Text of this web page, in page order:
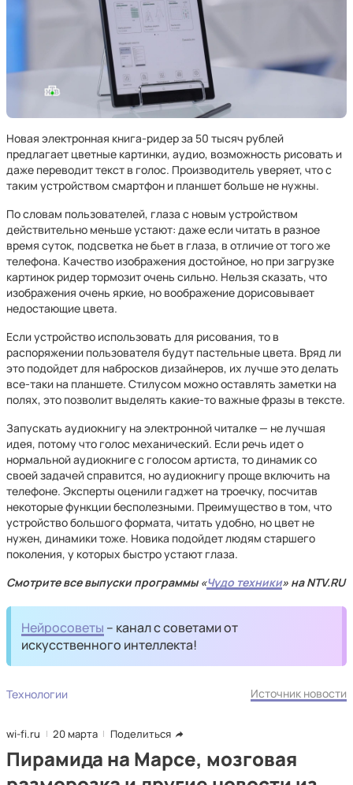
Новая электронная книга-ридер за 50 тысяч рублей
предлагает цветные картинки, аудио, возможность рисовать и
даже переводит текст в голос. Производитель уверяет, что с
таким устройством смартфон и планшет больше не нужны.
По словам пользователей, глаза с новым устройством
действительно меньше устают: даже если читать в разное
время суток, подсветка не бьет в глаза, в отличие от того же
телефона. Качество изображения достойное, но при загрузке
картинок ридер тормозит очень сильно. Нельзя сказать, что
изображения очень яркие, но воображение дорисовывает
недостающие цвета.
Если устройство использовать для рисования, то в
распоряжении пользователя будут пастельные цвета. Вряд ли
это подойдет для набросков дизайнеров, их лучше это делать
все-таки на планшете. Стилусом можно оставлять заметки на
полях, это позволит выделять какие-то важные фразы в тексте.
Запускать аудиокнигу на электронной читалке — не лучшая
идея, потому что голос механический. Если речь идет о
нормальной аудиокниге с голосом артиста, то динамик со
своей задачей справится, но аудиокнигу проще включить на
телефоне. Эксперты оценили гаджет на троечку, посчитав
некоторые функции бесполезными. Преимущество в том, что
устройство большого формата, читать удобно, но цвет не
нужен, динамики тоже. Новика подойдет людям старшего
поколения, у которых быстро устают глаза.
Смотрите все выпуски программы «Чудо техники» на NTV.RU
Нейросоветы – канал с советами от
искусственного интеллекта!
Технологии Источник новости
wi-fi.ru 20 марта Поделиться
Пирамида на Марсе, мозговая